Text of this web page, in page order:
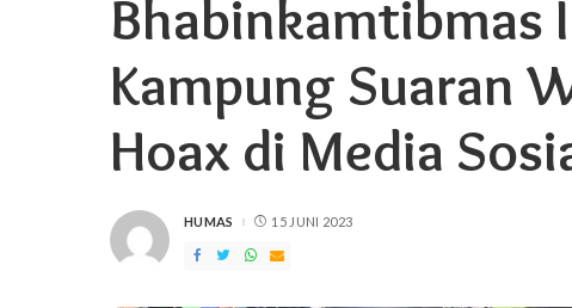
Bhabinkamtibmas
Kampung Suaran
Hoax di Media
POSTED
HUMAS 15 JUNI 2023